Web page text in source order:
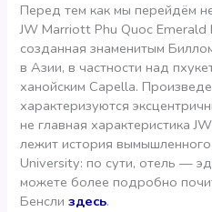
Перед тем как мы перейдём
JW Marriott Phu Quoc
созданная знаменитым
в Азии, в частности над
ханойским Capella.
характеризуются
не главная характеристика
лежит история
University: по сути, отель —
можете более подробно
Бенслиздесь.